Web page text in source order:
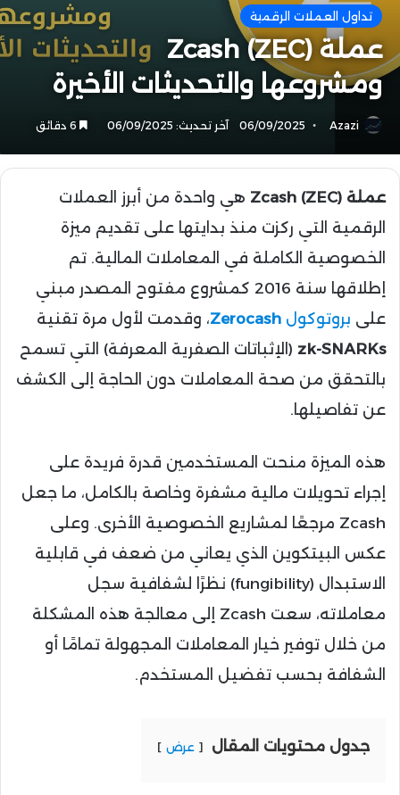
تداول العملات الرقمية
عملة Zcash (ZEC)
ومشروعها والتحديثات الأخيرة
Azazi
06/09/2025 آخر تحديث: 06/09/2025
عملة Zcash (ZEC)
هي واحدة من أبرز العملات
الرقمية التي ركزت منذ بدايتها على تقديم ميزة
الخصوصية الكاملة في المعاملات المالية. تم
إطلاقها سنة 2016 كمشروع مفتوح المصدر مبني
على بروتوكول Zerocash، وقدمت لأول مرة تقنية
zk-SNARKs (الإثباتات الصفرية المعرفة) التي تسمح
بالتحقق من صحة المعاملات دون الحاجة إلى الكشف
عن تفاصيلها.
هذه الميزة منحت المستخدمين قدرة فريدة على
إجراء تحويلات مالية مشفرة وخاصة بالكامل، ما جعل
Zcash مرجعًا لمشاريع الخصوصية الأخرى. وعلى
عكس البيتكوين الذي يعاني من ضعف في قابلية
الاستبدال (fungibility) نظرًا لشفافية سجل
معاملاته، سعت Zcash إلى معالجة هذه المشكلة
من خلال توفير خيار المعاملات المجهولة تمامًا أو
الشفافة بحسب تفضيل المستخدم.
جدول محتويات المقال عرض